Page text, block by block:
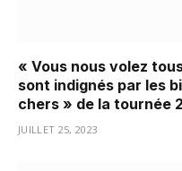
« Vous nous volez
sont indignés par les
chers » de la tournée
JUILLET 25, 2023